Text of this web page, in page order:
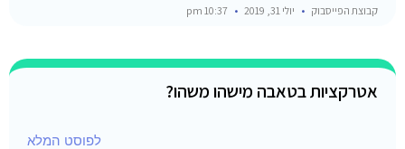
קבוצת הפייסבוק יולי 31, 2019
אטרקציות בטאבה מישהו משהו?
לפוסט המלא